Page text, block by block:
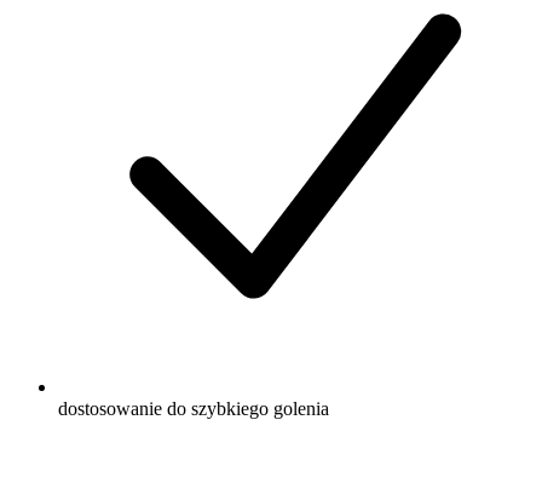
dostosowanie do szybkiego golenia